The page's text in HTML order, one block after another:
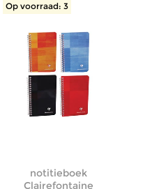
Op voorraad: 3
notitieboek
Clairefontaine